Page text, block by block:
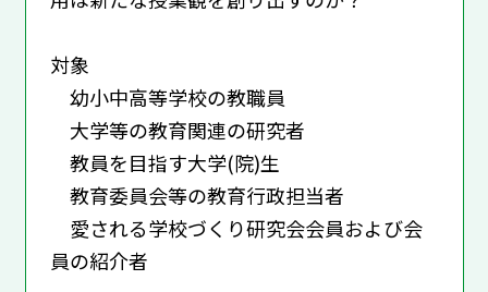
対象
幼小中高等学校の教職員
大学等の教育関連の研究者
教員を目指す大学(院)生
教育委員会等の教育行政担当者
愛される学校づくり研究会会員および会
員の紹介者